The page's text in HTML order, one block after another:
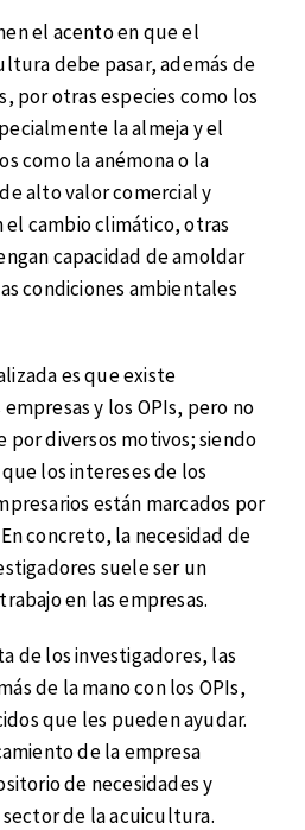
el acento en que el
debe pasar, además de
por otras especies como los
la almeja y el
como la anémona o la
alto valor comercial y
cambio climático, otras
capacidad de amoldar
condiciones ambientales
es que existe
y los OPIs, pero no
por diversos motivos; siendo
los intereses de los
están marcados por
concreto, la necesidad de
suele ser un
en las empresas.
de los investigadores, las
de la mano con los OPIs,
que les pueden ayudar.
de la empresa
de necesidades y
de la acuicultura.